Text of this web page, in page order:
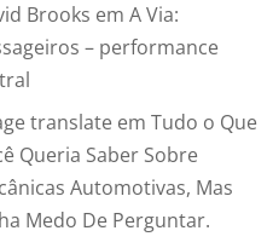
Brooks emA Via:
– performance
translate emTudo o Que
Queria Saber Sobre
Automotivas, Mas
Medo De Perguntar.